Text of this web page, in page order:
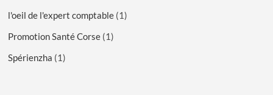
l'oeil de l'expert comptable (1)
Promotion Santé Corse (1)
Spérienzha (1)